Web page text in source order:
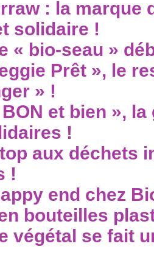
: la marque
solidaire !
« bio-seau »
Prêt », le
» !
et bien »,
!
aux déchets
!
end chez
bouteilles
végétal se fait